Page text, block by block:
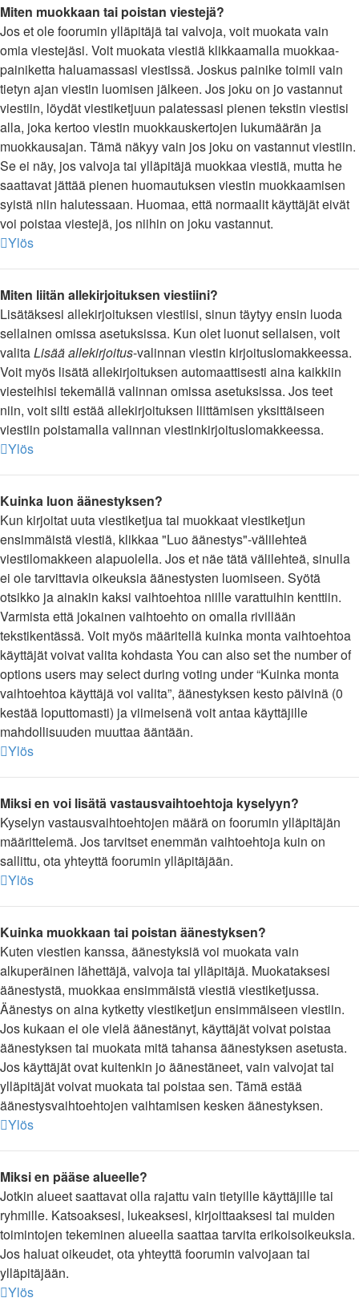
Miten muokkaan tai poistan viestejä?
Jos et ole foorumin ylläpitäjä tai valvoja, voit muokata vain
omia viestejäsi. Voit muokata viestiä klikkaamalla muokkaa-
painiketta haluamassasi viestissä. Joskus painike toimii vain
tietyn ajan viestin luomisen jälkeen. Jos joku on jo vastannut
viestiin, löydät viestiketjuun palatessasi pienen tekstin viestisi
alla, joka kertoo viestin muokkauskertojen lukumäärän ja
muokkausajan. Tämä näkyy vain jos joku on vastannut viestiin.
Se ei näy, jos valvoja tai ylläpitäjä muokkaa viestiä, mutta he
saattavat jättää pienen huomautuksen viestin muokkaamisen
syistä niin halutessaan. Huomaa, että normaalit käyttäjät eivät
voi poistaa viestejä, jos niihin on joku vastannut.
Ylös
Miten liitän allekirjoituksen viestiini?
Lisätäksesi allekirjoituksen viestiisi, sinun täytyy ensin luoda
sellainen omissa asetuksissa. Kun olet luonut sellaisen, voit
valitaLisää allekirjoitus-valinnan viestin kirjoituslomakkeessa.
Voit myös lisätä allekirjoituksen automaattisesti aina kaikkiin
viesteihisi tekemällä valinnan omissa asetuksissa. Jos teet
niin, voit silti estää allekirjoituksen liittämisen yksittäiseen
viestiin poistamalla valinnan viestinkirjoituslomakkeessa.
Ylös
Kuinka luon äänestyksen?
Kun kirjoitat uuta viestiketjua tai muokkaat viestiketjun
ensimmäistä viestiä, klikkaa "Luo äänestys"-välilehteä
viestilomakkeen alapuolella. Jos et näe tätä välilehteä, sinulla
ei ole tarvittavia oikeuksia äänestysten luomiseen. Syötä
otsikko ja ainakin kaksi vaihtoehtoa niille varattuihin kenttiin.
Varmista että jokainen vaihtoehto on omalla rivillään
tekstikentässä. Voit myös määritellä kuinka monta vaihtoehtoa
käyttäjät voivat valita kohdasta You can also set the number of
options users may select during voting under “Kuinka monta
vaihtoehtoa käyttäjä voi valita”, äänestyksen kesto päivinä (0
kestää loputtomasti) ja viimeisenä voit antaa käyttäjille
mahdollisuuden muuttaa ääntään.
Ylös
Miksi en voi lisätä vastausvaihtoehtoja kyselyyn?
Kyselyn vastausvaihtoehtojen määrä on foorumin ylläpitäjän
määrittelemä. Jos tarvitset enemmän vaihtoehtoja kuin on
sallittu, ota yhteyttä foorumin ylläpitäjään.
Ylös
Kuinka muokkaan tai poistan äänestyksen?
Kuten viestien kanssa, äänestyksiä voi muokata vain
alkuperäinen lähettäjä, valvoja tai ylläpitäjä. Muokataksesi
äänestystä, muokkaa ensimmäistä viestiä viestiketjussa.
Äänestys on aina kytketty viestiketjun ensimmäiseen viestiin.
Jos kukaan ei ole vielä äänestänyt, käyttäjät voivat poistaa
äänestyksen tai muokata mitä tahansa äänestyksen asetusta.
Jos käyttäjät ovat kuitenkin jo äänestäneet, vain valvojat tai
ylläpitäjät voivat muokata tai poistaa sen. Tämä estää
äänestysvaihtoehtojen vaihtamisen kesken äänestyksen.
Ylös
Miksi en pääse alueelle?
Jotkin alueet saattavat olla rajattu vain tietyille käyttäjille tai
ryhmille. Katsoaksesi, lukeaksesi, kirjoittaaksesi tai muiden
toimintojen tekeminen alueella saattaa tarvita erikoisoikeuksia.
Jos haluat oikeudet, ota yhteyttä foorumin valvojaan tai
ylläpitäjään.
Ylös